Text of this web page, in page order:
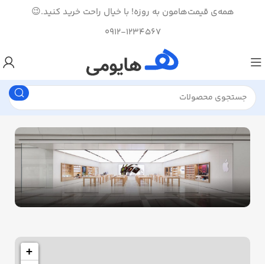
همه‌ی قیمت‌هامون به روزه! با خیال راحت خرید کنید.😉
0912-1234567
+